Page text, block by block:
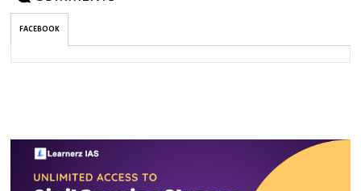
FACEBOOK